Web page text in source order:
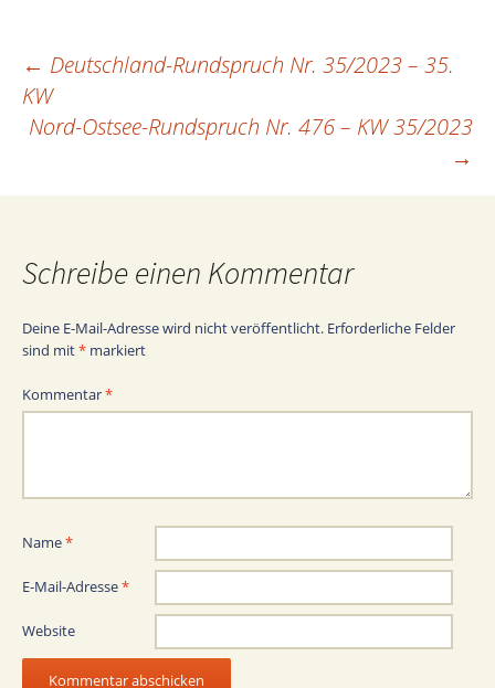
Beitragsnavigation
← Deutschland-Rundspruch Nr. 35/2023 – 35.
KW
Nord-Ostsee-Rundspruch Nr. 476 – KW 35/2023
→
Schreibe einen Kommentar
Deine E-Mail-Adresse wird nicht veröffentlicht. Erforderliche Felder
sind mit* markiert
Kommentar*
Name*
E-Mail-Adresse*
Website